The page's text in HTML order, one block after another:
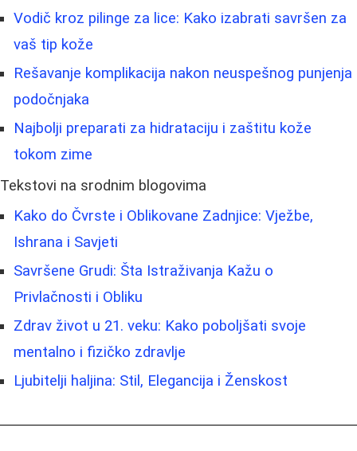
Vodič kroz pilinge za lice: Kako izabrati savršen za
vaš tip kože
Rešavanje komplikacija nakon neuspešnog punjenja
podočnjaka
Najbolji preparati za hidrataciju i zaštitu kože
tokom zime
Tekstovi na srodnim blogovima
Kako do Čvrste i Oblikovane Zadnjice: Vježbe,
Ishrana i Savjeti
Savršene Grudi: Šta Istraživanja Kažu o
Privlačnosti i Obliku
Zdrav život u 21. veku: Kako poboljšati svoje
mentalno i fizičko zdravlje
Ljubitelji haljina: Stil, Elegancija i Ženskost